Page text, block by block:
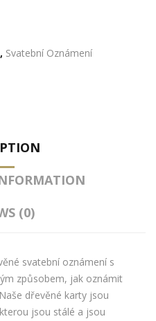
, Svatební Oznámení
(0)
svatební oznámení s
způsobem, jak oznámit
dřevěné karty jsou
jsou stálé a jsou